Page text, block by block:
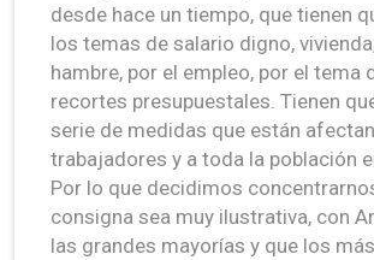
desde hace un tiempo, que tienen
los temas de salario digno,
hambre, por el empleo, por el tema
recortes presupuestales. Tienen
serie de medidas que están
trabajadores y a toda la población
Por lo que decidimos
consigna sea muy ilustrativa, con
las grandes mayorías y que los